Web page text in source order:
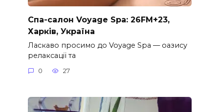
Спа-салон Voyage Spa: 26FM+23,
Харків, Україна
Ласкаво просимо до Voyage Spa — оазису
релаксації та
0 27